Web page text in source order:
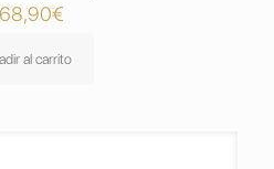
€
al carrito